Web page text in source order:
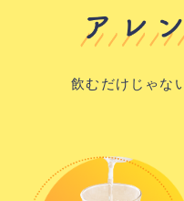
飲むだけじゃな